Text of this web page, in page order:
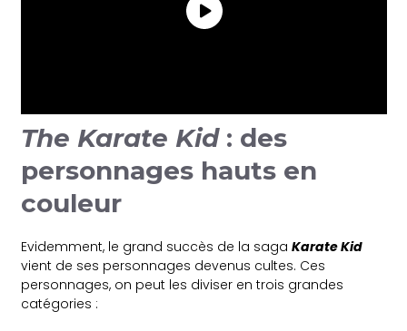
The Karate Kid: des
personnages hauts en
couleur
Evidemment, le grand succès de la sagaKarate Kid
vient de ses personnages devenus cultes. Ces
personnages, on peut les diviser en trois grandes
catégories :